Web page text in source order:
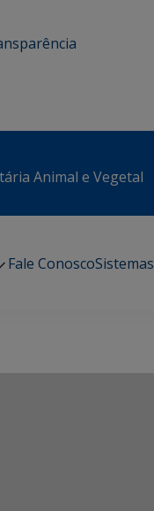
Animal e Vegetal
Fale ConoscoSistemas